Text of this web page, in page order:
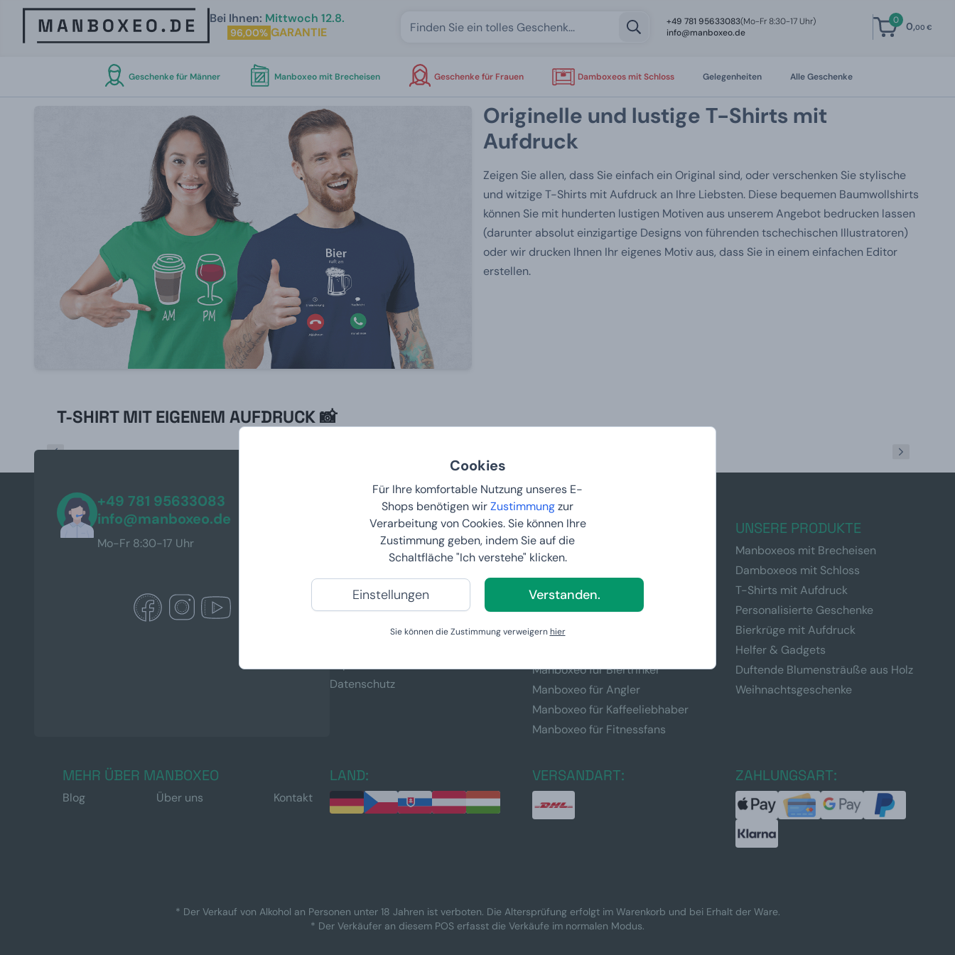
Cookies
Für Ihre komfortable Nutzung unseres E-
Shops benötigen wirZustimmungzur
Verarbeitung von Cookies. Sie können Ihre
Zustimmung geben, indem Sie auf die
Schaltfläche "Ich verstehe" klicken.
Einstellungen Verstanden.
Sie können die Zustimmung verweigernhier
Bei Ihnen: Mittwoch 12.8.
96,00% GARANTIE
+49 781 95633083(Mo-Fr 8:30-17 Uhr)
info@manboxeo.de
0 0,00 €
Geschenke für Männer Manboxeo mit Brecheisen Geschenke für Frauen Damboxeos mit Schloss Gelegenheiten Alle Geschenke
Originelle und lustige T-Shirts mit
Aufdruck
Zeigen Sie allen, dass Sie einfach ein Original sind, oder verschenken Sie stylische
und witzige T-Shirts mit Aufdruck an Ihre Liebsten. Diese bequemen Baumwollshirts
können Sie mit hunderten lustigen Motiven aus unserem Angebot bedrucken lassen
(darunter absolut einzigartige Designs von führenden tschechischen Illustratoren)
oder wir drucken Ihnen Ihr eigenes Motiv aus, dass Sie in einem einfachen Editor
erstellen.
T-SHIRT MIT EIGENEM AUFDRUCK 📸
+49 781 95633083
info@manboxeo.de
Mo-Fr 8:30-17 Uhr
HILFREICHE LINKS
Lieferung & Zahlung
Reklamation und Rückgabe
von Waren
Datenschutz
FÜR WEN SUCHEN SIE EIN
GESCHENK?
Geschenke für Männer
Geschenke für Frauen
Geschenke für Kinder
Manboxeo für Biertrinker
Manboxeo für Angler
Manboxeo für Kaffeeliebhaber
Manboxeo für Fitnessfans
UNSERE PRODUKTE
Manboxeos mit Brecheisen
Damboxeos mit Schloss
T-Shirts mit Aufdruck
Personalisierte Geschenke
Bierkrüge mit Aufdruck
Helfer & Gadgets
Duftende Blumensträuße aus Holz
Weihnachtsgeschenke
MEHR ÜBER MANBOXEO
Blog Über uns Kontakt
LAND: VERSANDART: ZAHLUNGSART:
* Der Verkauf von Alkohol an Personen unter 18 Jahren ist verboten. Die Altersprüfung erfolgt im Warenkorb und bei Erhalt der Ware.
* Der Verkäufer an diesem POS erfasst die Verkäufe im normalen Modus.